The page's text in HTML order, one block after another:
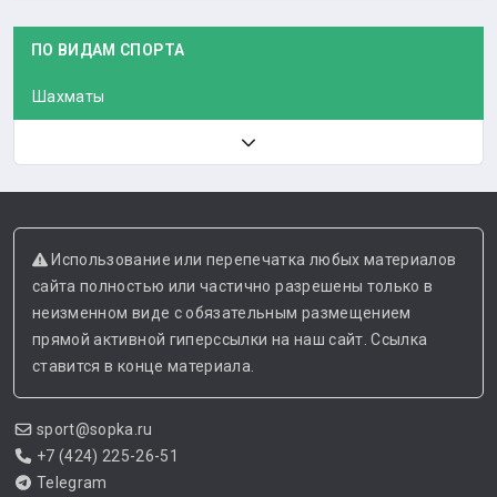
ПО ВИДАМ СПОРТА
Шахматы
Использование или перепечатка любых материалов
сайта полностью или частично разрешены только в
неизменном виде с обязательным размещением
прямой активной гиперссылки на наш сайт. Ссылка
ставится в конце материала.
sport@sopka.ru
+7 (424) 225-26-51
Telegram